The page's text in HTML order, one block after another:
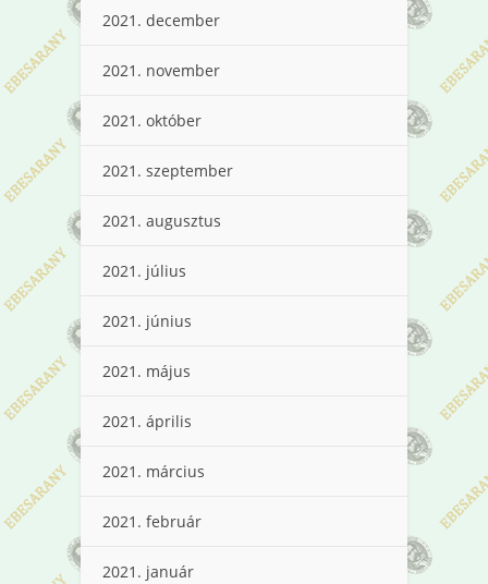
2021. december
2021. november
2021. október
2021. szeptember
2021. augusztus
2021. július
2021. június
2021. május
2021. április
2021. március
2021. február
2021. január